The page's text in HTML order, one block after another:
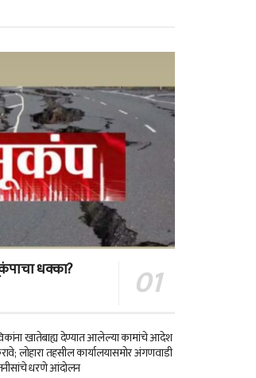
धक्का?
खातेबाह्य देण्यात आलेल्या कामांचे आदेश
लोहारा तहसील कार्यालयासमोर अंगणवाडी
धरणे आंदोलन